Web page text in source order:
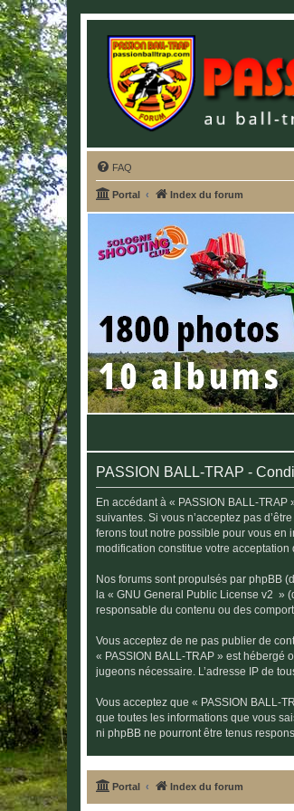
FAQ
Portal Index du forum
PASSION BALL-TRAP -
En accédant à « PASSION BALL-
suivantes. Si vous n’acceptez pas
ferons tout notre possible pour vous en
modification constitue votre acceptation
Nos forums sont propulsés par phpBB
la « GNU General Public License v2 »
responsable du contenu ou des
Vous acceptez de ne pas publier de
« PASSION BALL-TRAP » est hébergé
jugeons nécessaire. L’adresse IP de
Vous acceptez que « PASSION BALL-
que toutes les informations que vous
ni phpBB ne pourront être tenus
Portal Index du forum